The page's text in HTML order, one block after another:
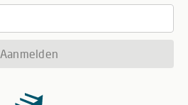
Aanmelden